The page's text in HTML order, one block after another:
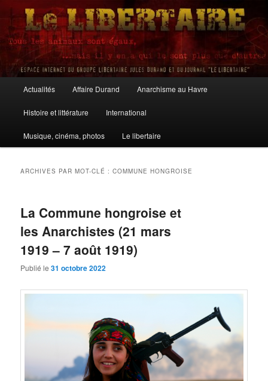
Aller
contenu
principal
Aller
contenu
secondaire
Le Libertaire
principal
Actualités Affaire Durand Anarchisme au Havre
Histoire et littérature International
Musique, cinéma, photos Le libertaire
ARCHIVES PAR MOT-CLÉ :COMMUNE HONGROISE
La Commune hongroise et
les Anarchistes (21 mars
1919 – 7 août 1919)
Publié le31 octobre 2022